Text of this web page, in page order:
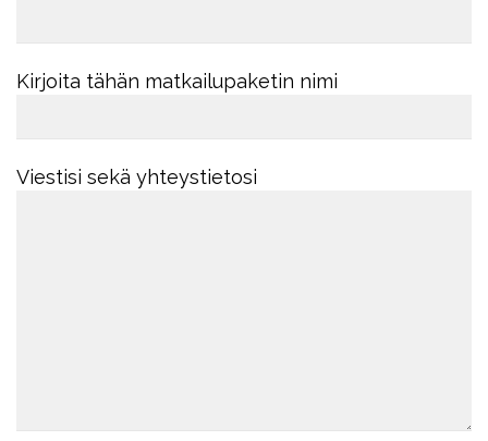
Kirjoita tähän matkailupaketin nimi
Viestisi sekä yhteystietosi